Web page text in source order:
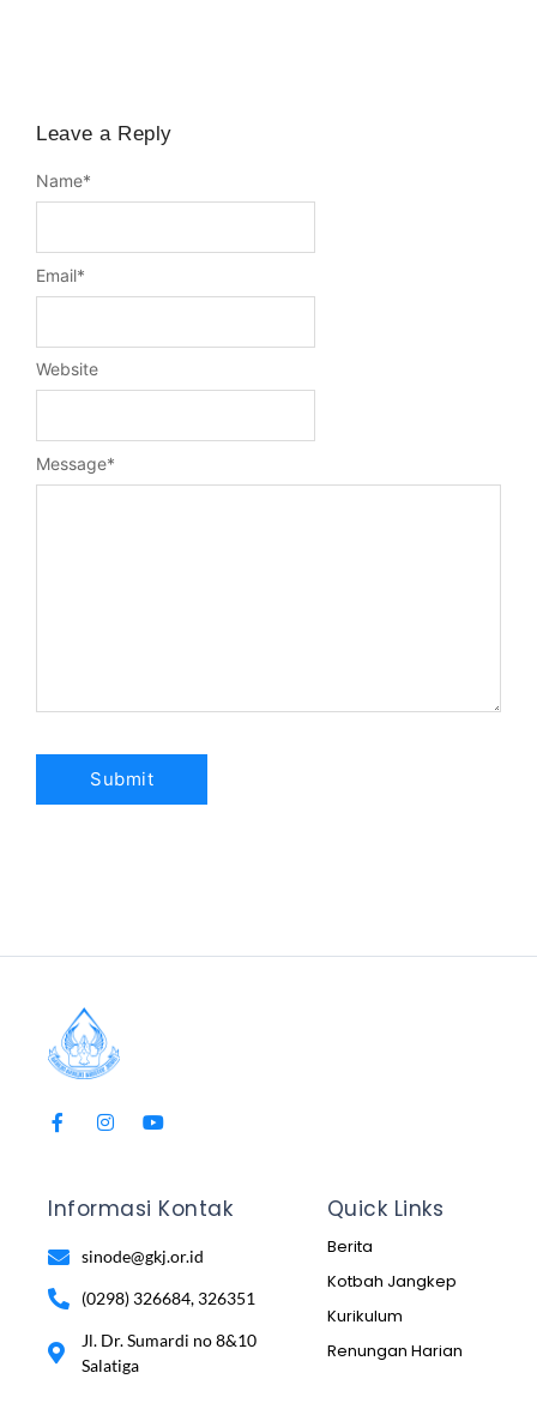
Leave a Reply
Message*
Name*
Email*
Website
Informasi Kontak
sinode@gkj.or.id
(0298) 326684, 326351
Jl. Dr. Sumardi no 8&10
Salatiga
Quick Links
Berita
Kotbah Jangkep
Kurikulum
Renungan Harian